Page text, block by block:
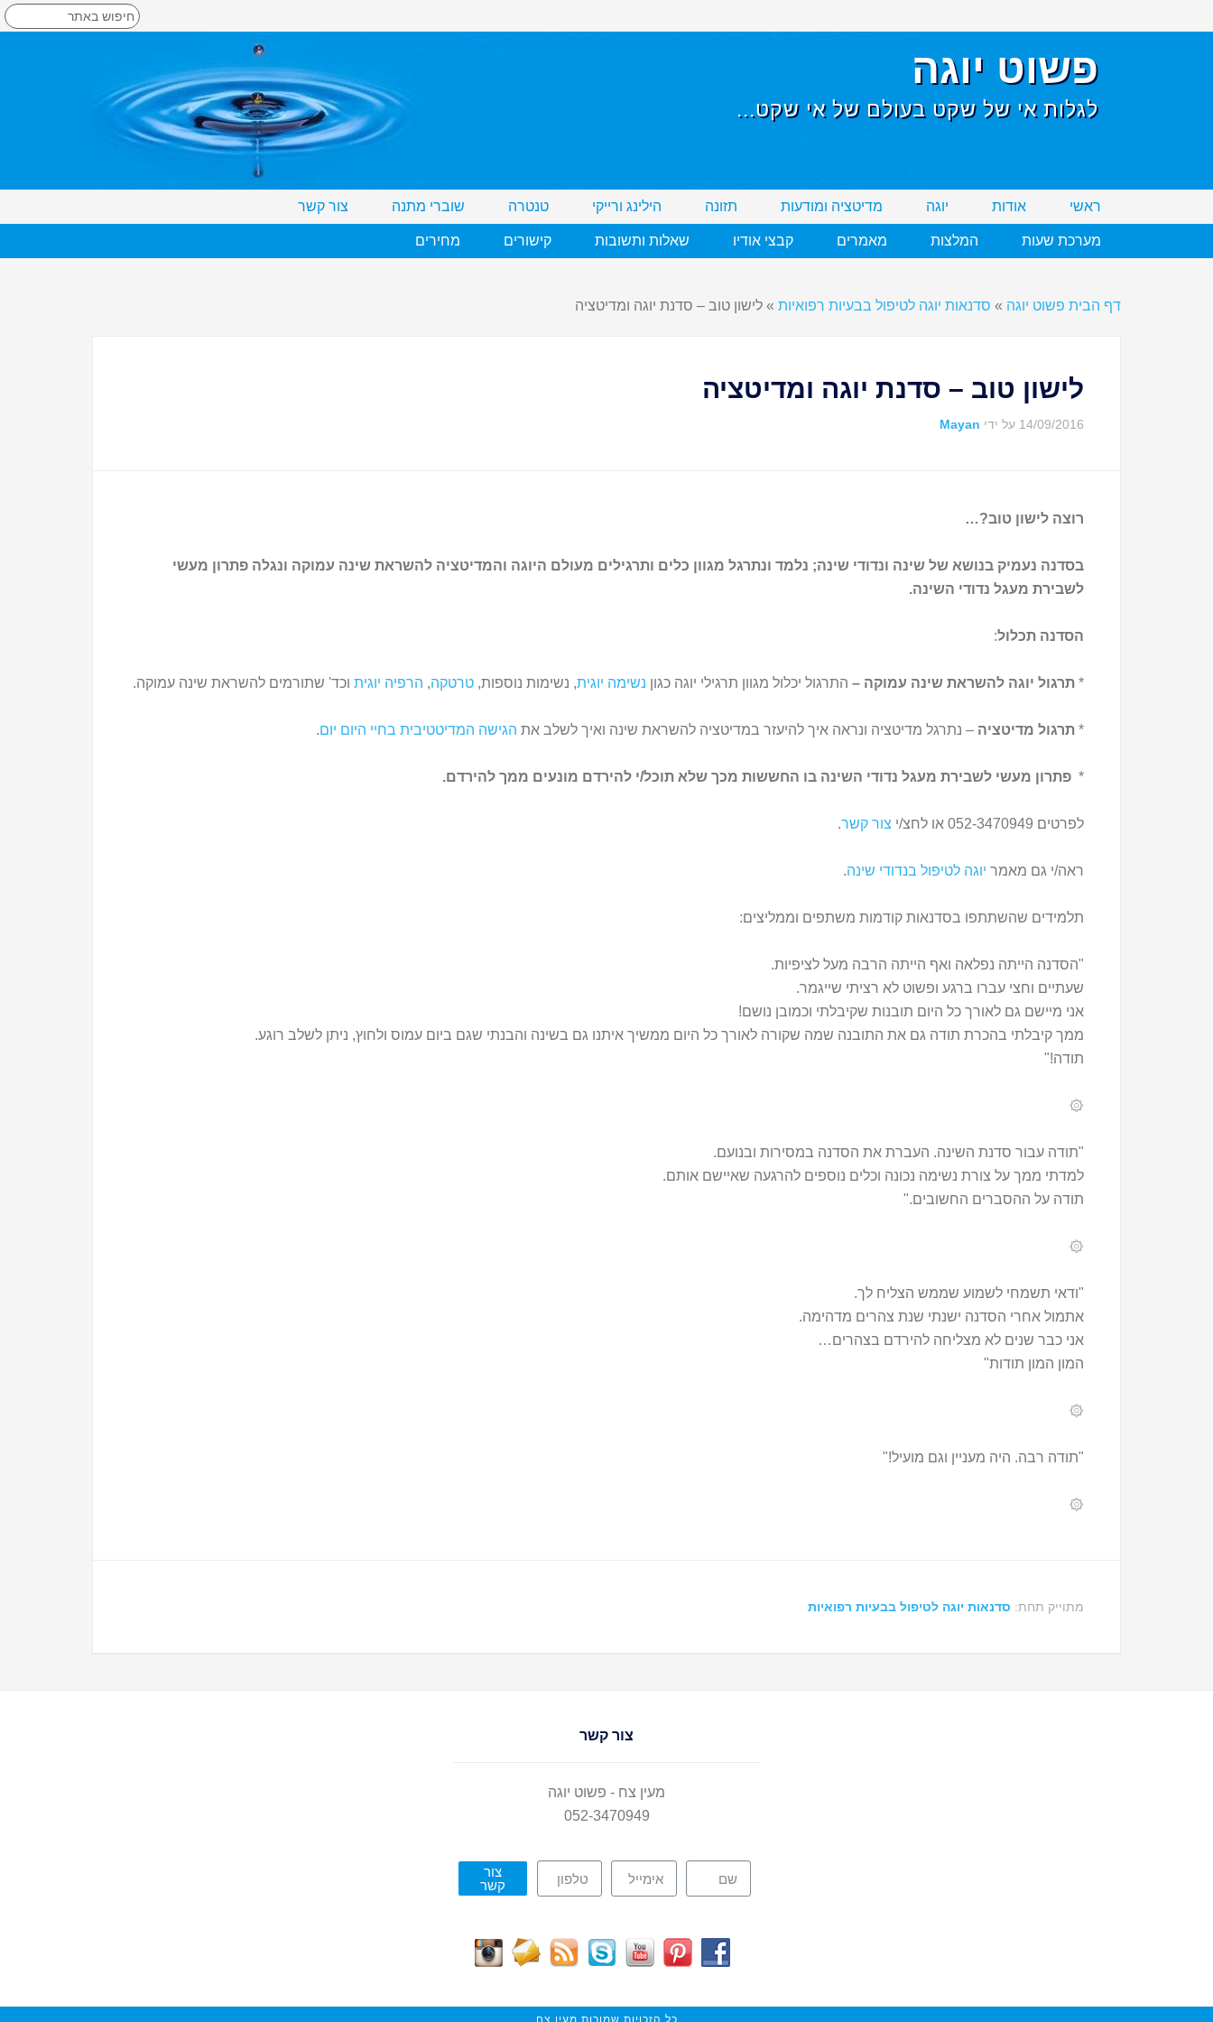
פשוט יוגה
לגלות אי של שקט בעולם של אי שקט...
ראשי אודות יוגה מדיטציה ומודעות תזונה הילינג ורייקי טנטרה שוברי מתנה צור קשר
מערכת שעות המלצות מאמרים קבצי אודיו שאלות ותשובות קישורים מחירים
דף הבית פשוט יוגה » סדנאות יוגה לטיפול בבעיות רפואיות » לישון טוב – סדנת יוגה ומדיטציה
לישון טוב – סדנת יוגה ומדיטציה
14/09/2016 על ידי Mayan
רוצה לישון טוב?…
בסדנה נעמיק בנושא של שינה ונדודי שינה; נלמד ונתרגל מגוון כלים ותרגילים מעולם היוגה והמדיטציה להשראת שינה עמוקה ונגלה פתרון מעשי
לשבירת מעגל נדודי השינה.
הסדנה תכלול:
* תרגול יוגה להשראת שינה עמוקה – התרגול יכלול מגוון תרגילי יוגה כגון נשימה יוגית, נשימות נוספות, טרטקה, הרפיה יוגית וכד' שתורמים להשראת שינה עמוקה.
* תרגול מדיטציה – נתרגל מדיטציה ונראה איך להיעזר במדיטציה להשראת שינה ואיך לשלב את הגישה המדיטטיבית בחיי היום יום.
* פתרון מעשי לשבירת מעגל נדודי השינה בו החששות מכך שלא תוכל/י להירדם מונעים ממך להירדם.
לפרטים 052-3470949 או לחצ/י צור קשר.
ראה/י גם מאמר יוגה לטיפול בנדודי שינה.
תלמידים שהשתתפו בסדנאות קודמות משתפים וממליצים:
"הסדנה הייתה נפלאה ואף הייתה הרבה מעל לציפיות.
שעתיים וחצי עברו ברגע ופשוט לא רציתי שייגמר.
אני מיישם גם לאורך כל היום תובנות שקיבלתי וכמובן נושם!
ממך קיבלתי בהכרת תודה גם את התובנה שמה שקורה לאורך כל היום ממשיך איתנו גם בשינה והבנתי שגם ביום עמוס ולחוץ, ניתן לשלב רוגע.
תודה!"
۞
"תודה עבור סדנת השינה. העברת את הסדנה במסירות ובנועם.
למדתי ממך על צורת נשימה נכונה וכלים נוספים להרגעה שאיישם אותם.
תודה על ההסברים החשובים."
۞
"ודאי תשמחי לשמוע שממש הצליח לך.
אתמול אחרי הסדנה ישנתי שנת צהרים מדהימה.
אני כבר שנים לא מצליחה להירדם בצהרים…
המון המון תודות"
۞
"תודה רבה. היה מעניין וגם מועיל!"
۞
מתוייק תחת: סדנאות יוגה לטיפול בבעיות רפואיות
צור קשר
מעין צח - פשוט יוגה
052-3470949
צור
קשר
כל הזכויות שמורות מעין צח